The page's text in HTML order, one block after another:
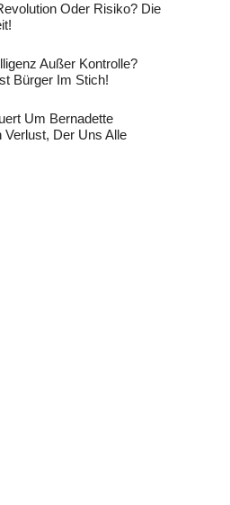
Oder Risiko? Die
Außer Kontrolle?
Bürger Im Stich!
Um Bernadette
Verlust, Der Uns Alle